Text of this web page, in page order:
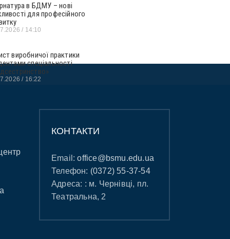
в БДМУ – нові
для професійного
14:10
виробничої практики
спеціальності
16:22
КОНТАКТИ
Email:office@bsmu.edu.ua
Телефон: (0372) 55-37-54
Адреса: : м. Чернівці, пл.
Театральна, 2